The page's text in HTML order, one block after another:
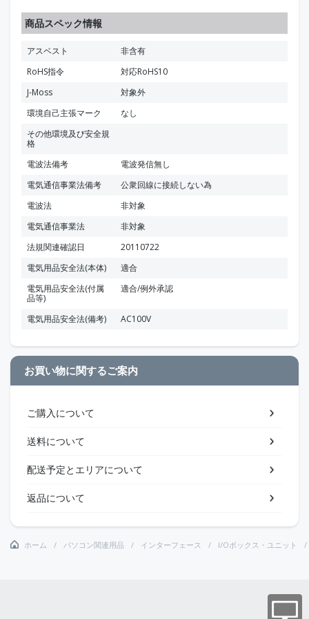
商品スペック情報
アスベスト
非含有
RoHS指令
対応RoHS10
J-Moss
対象外
環境自己主張マーク
なし
その他環境及び安全規
格
電波法備考
電波発信無し
電気通信事業法備考
公衆回線に接続しない為
電波法
非対象
電気通信事業法
非対象
法規関連確認日
20110722
電気用品安全法(本体)
適合
電気用品安全法(付属
品等)
適合/例外承認
電気用品安全法(備考) AC100V
お買い物に関するご案内
ご購入について
送料について
配送予定とエリアについて
返品について
ホーム パソコン関連用品 インターフェース I/Oボックス・ユニット